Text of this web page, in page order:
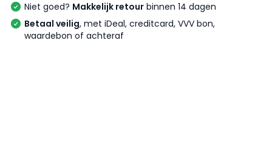
Niet goed? Makkelijk retour binnen 14 dagen
Betaal veilig, met iDeal, creditcard, VVV bon,
waardebon of achteraf